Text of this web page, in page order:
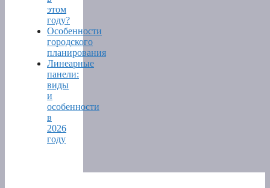
этом
году?
Особенности
городского
планирования
Линеарные
панели:
виды
и
особенности
в
2026
году